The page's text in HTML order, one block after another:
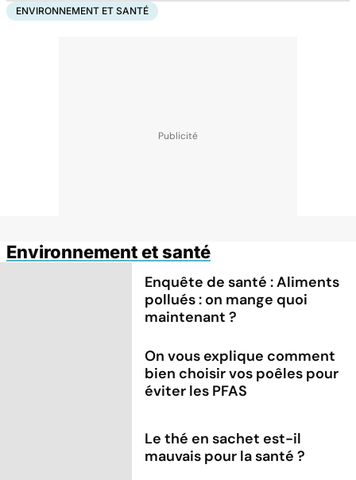
ENVIRONNEMENT ET SANTÉ
Environnement et santé
Enquête de santé : Aliments
pollués : on mange quoi
maintenant ?
On vous explique comment
bien choisir vos poêles pour
éviter les PFAS
Le thé en sachet est-il
mauvais pour la santé ?